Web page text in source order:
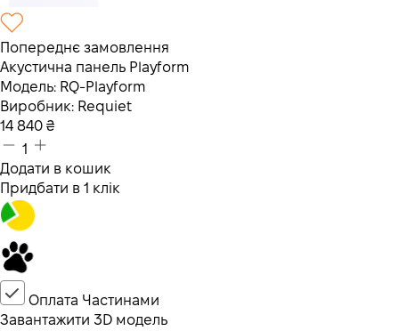
Попереднє замовлення
Акустична панель Playform
Модель: RQ-Playform
Виробник: Requiet
14 840 ₴
1
Додати в кошик
Придбати в 1 клік
Оплата Частинами
Завантажити 3D модель